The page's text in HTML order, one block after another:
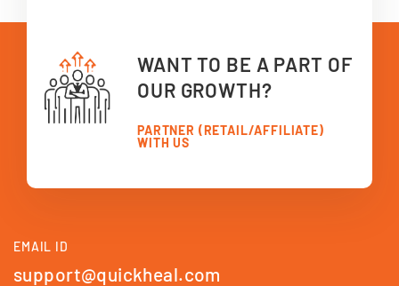
WANT TO BE A PART OF
OUR GROWTH?
PARTNER (RETAIL/AFFILIATE)
WITH US
EMAIL ID
support@quickheal.com